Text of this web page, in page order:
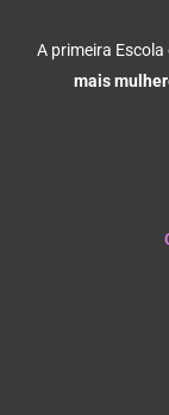
A primeira
mais